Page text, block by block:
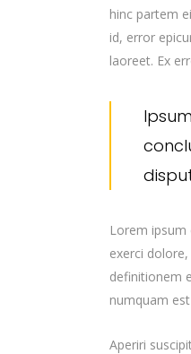
hinc partem
id, error
laoreet. Ex
Lorem
exerci
definitionem
numquam
Aperiri